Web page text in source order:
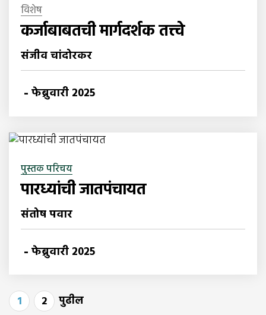
विशेष
कर्जाबाबतची मार्गदर्शक तत्त्वे
संजीव चांदोरकर
- फेब्रुवारी 2025
पुस्तक परिचय
पारध्यांची जातपंचायत
संतोष पवार
- फेब्रुवारी 2025
पोस्ट्स
1 2 पुढील